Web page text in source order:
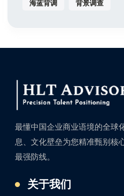
海蓝背调
背景调查
最懂中国企业商业语境的全球
息、文化壁垒为您精准甄别核
最强防线。
关于我们